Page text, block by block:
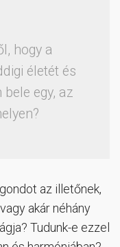
hogy a
életét és
egy, az
az illetőnek,
akár néhány
Tudunk-e ezzel